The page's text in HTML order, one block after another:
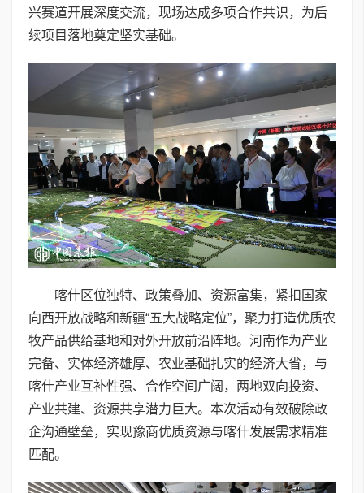
兴赛道开展深度交流，现场达成多项合作共识，为后
续项目落地奠定坚实基础。
喀什区位独特、政策叠加、资源富集，紧扣国家
向西开放战略和新疆“五大战略定位”，聚力打造优质农
牧产品供给基地和对外开放前沿阵地。河南作为产业
完备、实体经济雄厚、农业基础扎实的经济大省，与
喀什产业互补性强、合作空间广阔，两地双向投资、
产业共建、资源共享潜力巨大。本次活动有效破除政
企沟通壁垒，实现豫商优质资源与喀什发展需求精准
匹配。